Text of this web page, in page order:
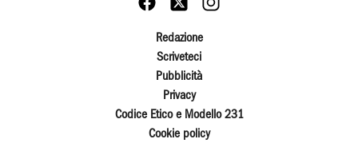
Redazione
Scriveteci
Pubblicità
Privacy
Codice Etico e Modello 231
Cookie policy